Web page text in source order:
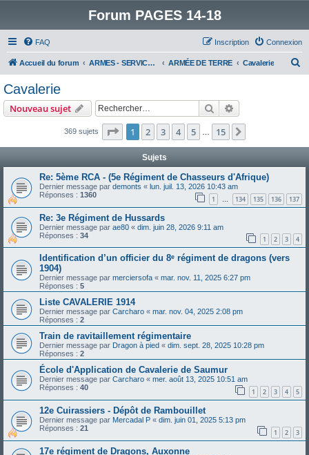
Forum PAGES 14-18
FAQ Connexion
Inscription
Accueil du forum ARMES - SERVICES - UNITES : historiques & discussions ARMÉE DE TERRE Cavalerie
e
Cavalerie
Nouveau sujet Rechercher
369 sujets Page 1sur15
1 2 3 4 5 15
Sujets
Re: 5ème RCA - (5e Régiment de Chasseurs d'Afrique)
Dernier message par demonts « lun. juil. 13, 2026 10:43 am
Réponses : 1360 1 … 134 135 136 137
Re: 3e Régiment de Hussards
Dernier message par ae80 « dim. juin 28, 2026 9:11 am
Réponses : 34 1 2 3 4
Identification d’un officier du 8ᵉ régiment de dragons (vers
1904)
Dernier message par merciersofa « mar. nov. 11, 2025 6:27 pm
Réponses : 5
Liste CAVALERIE 1914
Dernier message par Carcharo « mar. nov. 04, 2025 2:08 pm
Réponses : 2
Train de ravitaillement régimentaire
Dernier message par Dragon à pied « dim. sept. 28, 2025 10:28 pm
Réponses : 2
École d'Application de Cavalerie de Saumur
Dernier message par Carcharo « mer. août 13, 2025 10:51 am
Réponses : 40 1 2 3 4 5
12e Cuirassiers - Dépôt de Rambouillet
Dernier message par Mercadal P « dim. juin 01, 2025 5:13 pm
Réponses : 21 1 2 3
17e régiment de Dragons, Auxonne